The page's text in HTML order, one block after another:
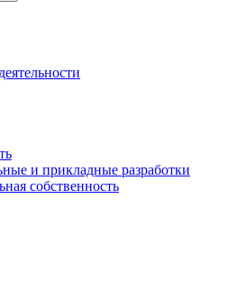
и прикладные разработки
собственность